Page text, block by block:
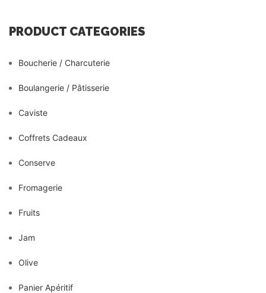
PRODUCT CATEGORIES
Boucherie / Charcuterie
Boulangerie / Pâtisserie
Caviste
Coffrets Cadeaux
Conserve
Fromagerie
Fruits
Jam
Olive
Panier Apéritif